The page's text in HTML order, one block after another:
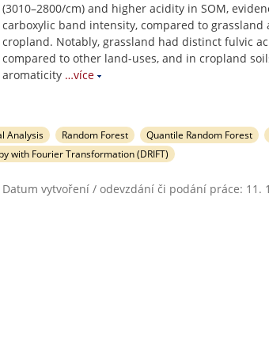
(3010–2800/cm) and higher acidity in SOM,
carboxylic band intensity, compared to grassland
cropland. Notably, grassland had distinct fulvic
compared to other land-uses, and in cropland
aromaticity …více
Analysis Random Forest Quantile Random Forest
with Fourier Transformation (DRIFT)
Datum vytvoření / odevzdání či podání práce: 11.